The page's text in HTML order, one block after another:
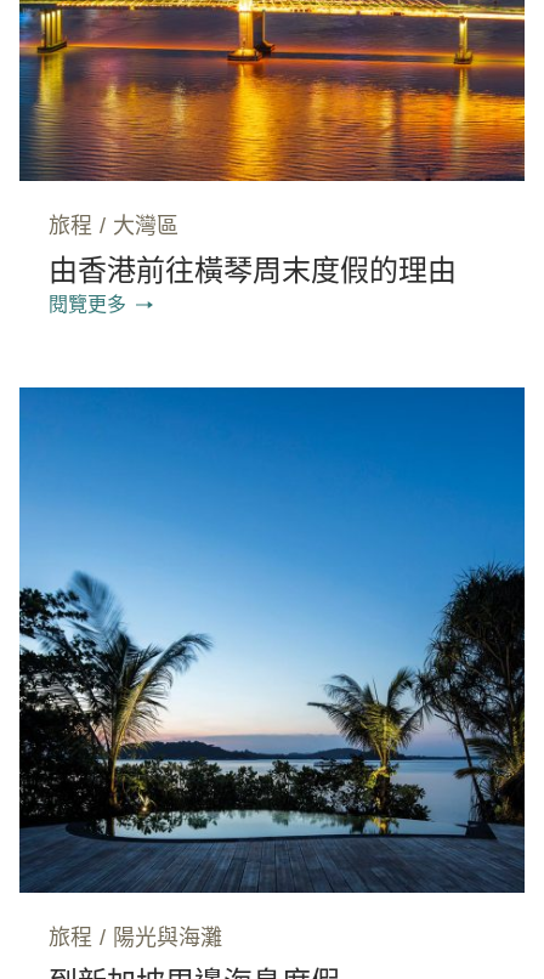
旅程 / 大灣區
由香港前往橫琴周末度假的理由
閱覽更多
旅程 / 陽光與海灘